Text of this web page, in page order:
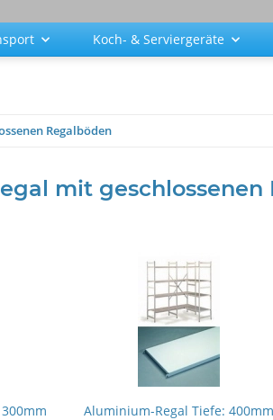
Koch- & Serviergeräte
Regalböden
mit geschlossenen
Aluminium-Regal Tiefe: 400mm